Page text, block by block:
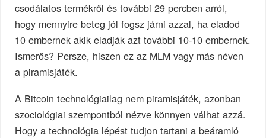
csodálatos termékről és további 29 percben arról,
hogy mennyire beteg jól fogsz járni azzal, ha eladod
10 embernek akik eladják azt további 10-10 embernek.
Ismerős? Persze, hiszen ez az MLM vagy más néven
a piramisjáték.
A Bitcoin technológiailag nem piramisjáték, azonban
szociológiai szempontból nézve könnyen válhat azzá.
Hogy a technológia lépést tudjon tartani a beáramló